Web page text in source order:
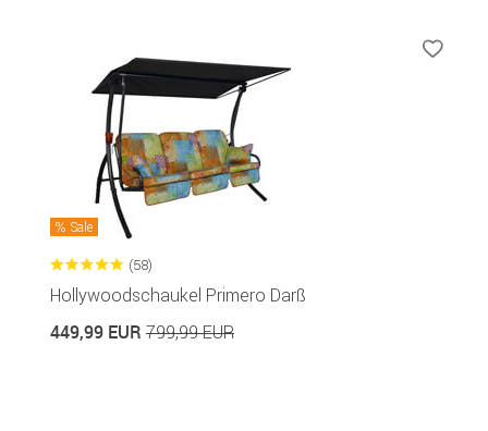
Sale
(58)
Hollywoodschaukel Primero Darß
449,99 EUR 799,99 EUR